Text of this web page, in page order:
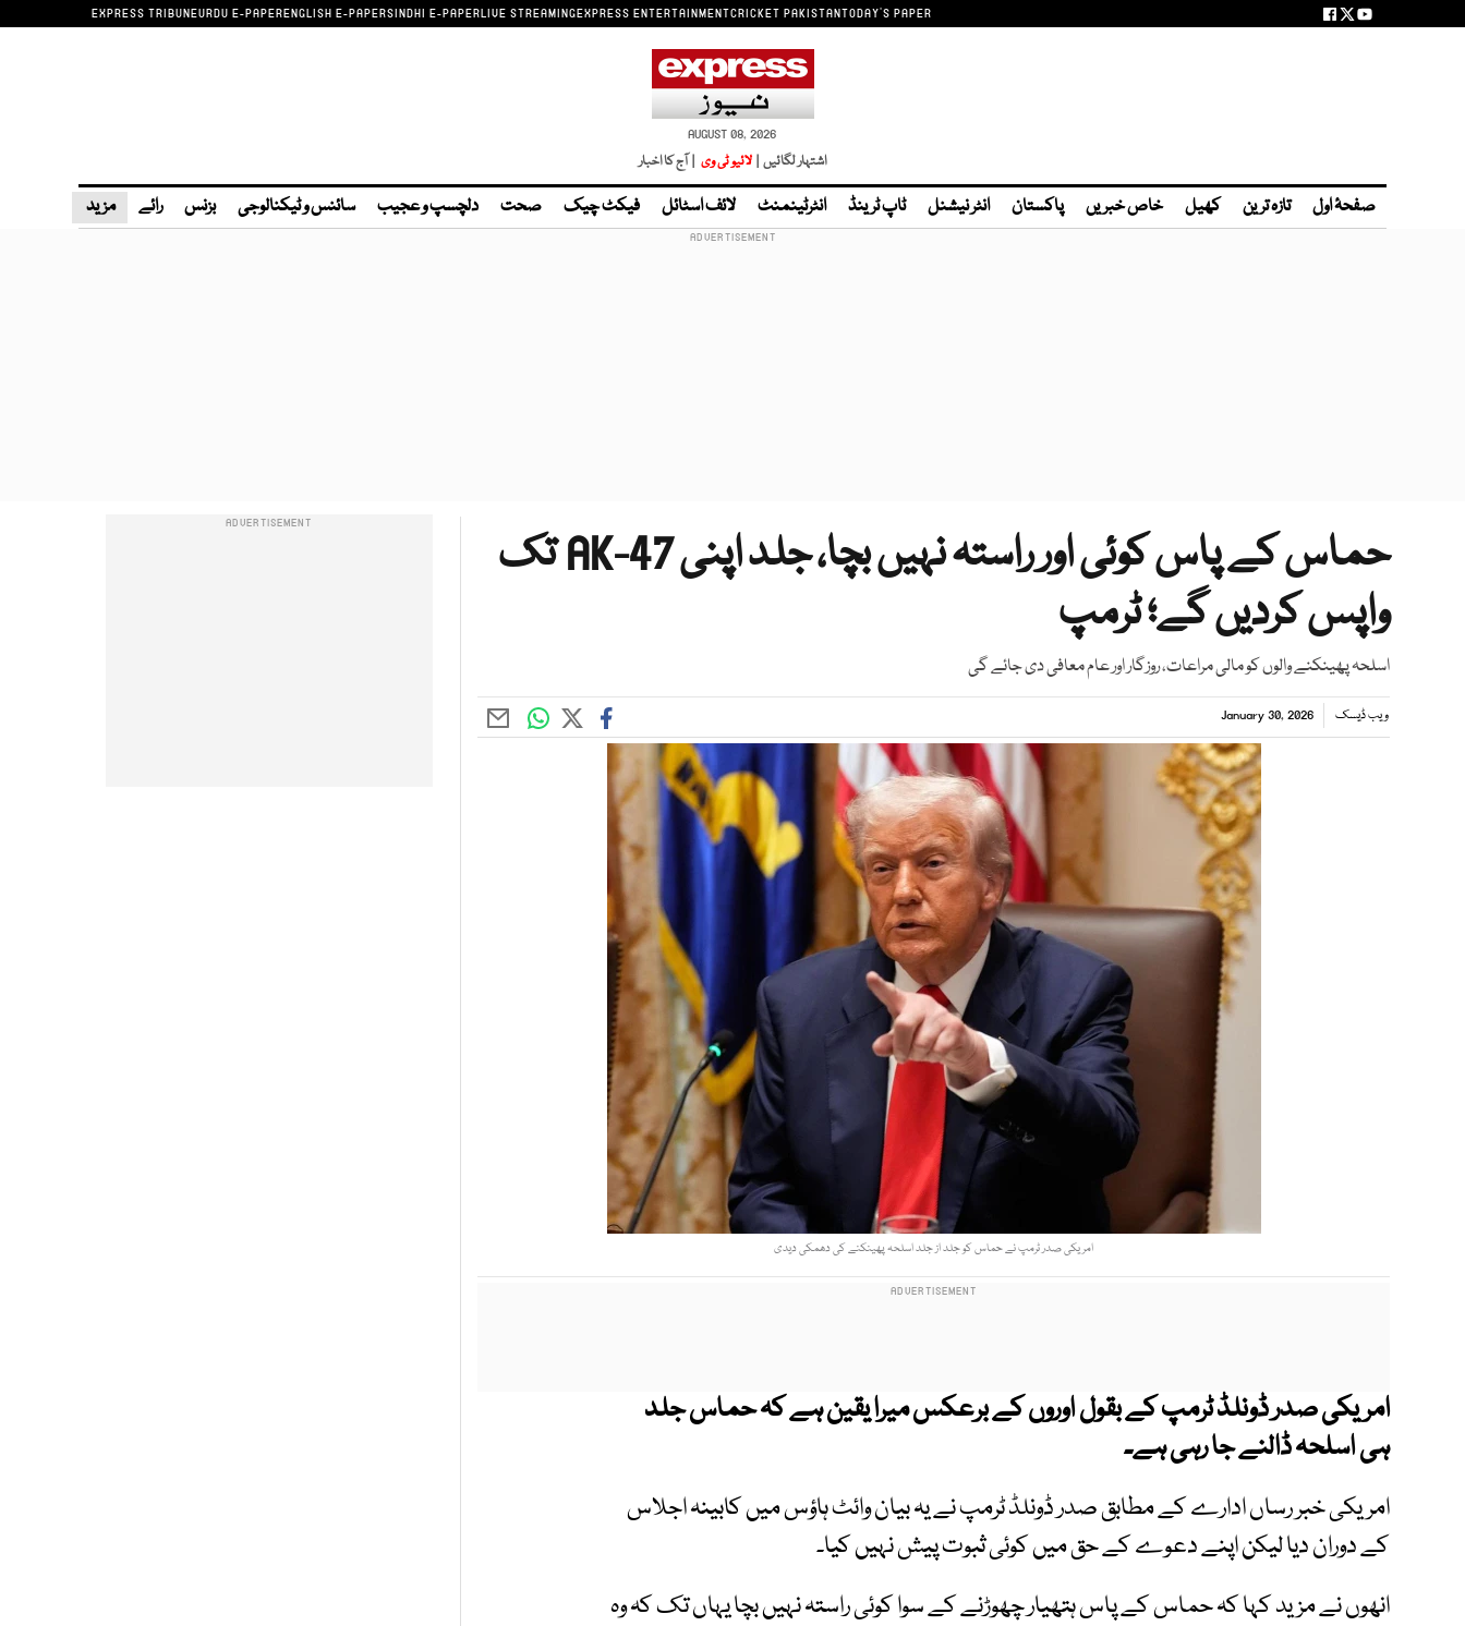
EXPRESS TRIBUNEURDU E-PAPERENGLISH E-PAPERSINDHI E-PAPERLIVE STREAMINGEXPRESS ENTERTAINMENTCRICKET PAKISTANTODAY'S PAPER
AUGUST 08, 2026
اشتہار لگائیں | لائیو ٹی وی | آج کا اخبار
صفحۂ اول تازہ ترین کھیل خاص خبریں پاکستان انٹر نیشنل ٹاپ ٹرینڈ انٹرٹینمنٹ لائف اسٹائل فیکٹ چیک صحت دلچسپ و عجیب سائنس و ٹیکنالوجی بزنس رائے مزید
حماس کے پاس کوئی اور راستہ نہیں بچا، جلد اپنی AK-47 تک
واپس کردیں گے؛ ٹرمپ
اسلحہ پھینکنے والوں کو مالی مراعات، روزگار اور عام معافی دی جائے گی
ویب ڈیسک January 30, 2026
امریکی صدر ٹرمپ نے حماس کو جلد از جلد اسلحہ پھینکنے کی دھمکی دیدی
امریکی صدر ڈونلڈ ٹرمپ کے بقول اوروں کے برعکس میرا یقین ہے کہ حماس جلد
ہی اسلحہ ڈالنے جا رہی ہے۔
امریکی خبر رساں ادارے کے مطابق صدر ڈونلڈ ٹرمپ نے یہ بیان وائٹ ہاؤس میں کابینہ اجلاس
کے دوران دیا لیکن اپنے دعوے کے حق میں کوئی ثبوت پیش نہیں کیا۔
انھوں نے مزید کہا کہ حماس کے پاس ہتھیار چھوڑنے کے سوا کوئی راستہ نہیں بچا یہاں تک کہ وہ